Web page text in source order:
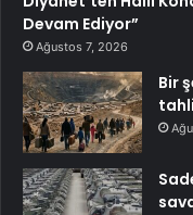
Devam Ediyor”
Ağustos 7, 2026
Bir